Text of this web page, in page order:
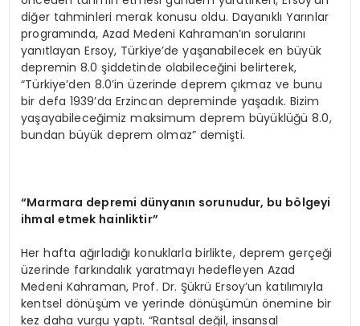
diğer tahminleri merak konusu oldu. Dayanıklı Yarınlar
programında, Azad Medeni Kahraman’ın sorularını
yanıtlayan Ersoy, Türkiye’de yaşanabilecek en büyük
depremin 8.0 şiddetinde olabileceğini belirterek,
“Türkiye’den 8.0’in üzerinde deprem çıkmaz ve bunu
bir defa 1939’da Erzincan depreminde yaşadık. Bizim
yaşayabileceğimiz maksimum deprem büyüklüğü 8.0,
bundan büyük deprem olmaz” demişti.
“Marmara depremi dünyanın sorunudur, bu bölgeyi
ihmal etmek hainliktir”
Her hafta ağırladığı konuklarla birlikte, deprem gerçeği
üzerinde farkındalık yaratmayı hedefleyen Azad
Medeni Kahraman, Prof. Dr. Şükrü Ersoy’un katılımıyla
kentsel dönüşüm ve yerinde dönüşümün önemine bir
kez daha vurgu yaptı. “Rantsal değil, insansal